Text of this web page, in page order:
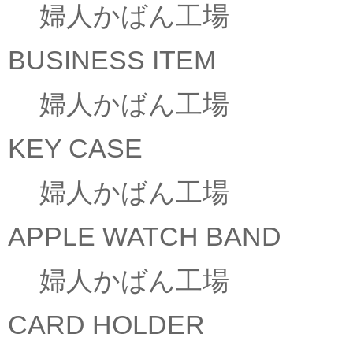
婦人かばん工場
BUSINESS ITEM
婦人かばん工場
KEY CASE
婦人かばん工場
APPLE WATCH BAND
婦人かばん工場
CARD HOLDER